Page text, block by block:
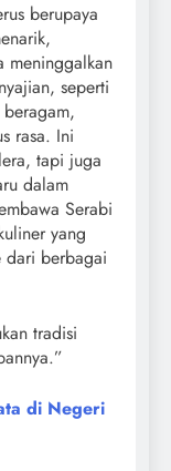
berupaya
meninggalkan
seperti
rasa. Ini
tapi juga
dalam
Serabi
yang
dari berbagai
tradisi
di Negeri